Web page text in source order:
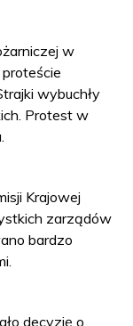
w
wybuchły
Protest w
Krajowej
zarządów
bardzo
decyzję o